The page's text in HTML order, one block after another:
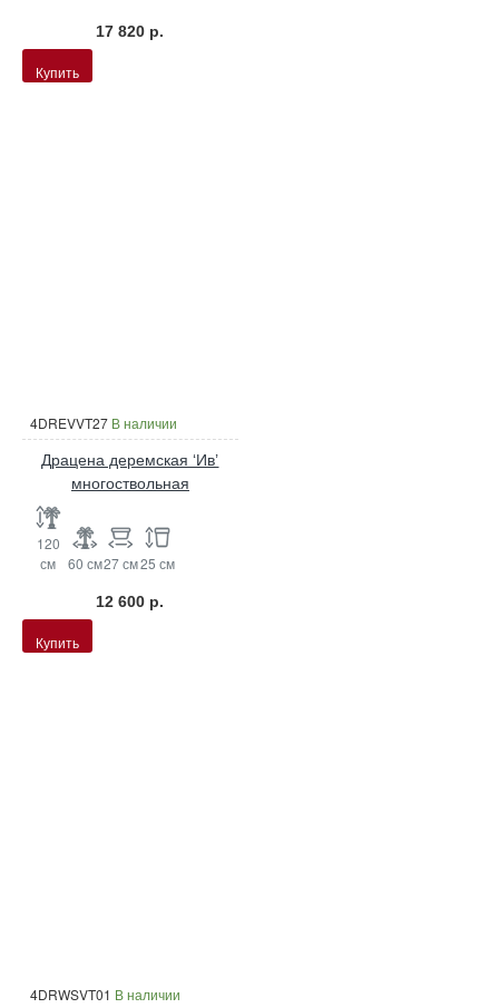
17 820 р.
Купить
4DREVVT27 В наличии
Драцена деремская ‘Ив’
многоствольная
120
см
60 см27 см25 см
12 600 р.
Купить
4DRWSVT01 В наличии